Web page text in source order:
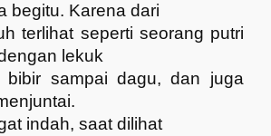
begitu. Karena dari
terlihat seperti seorang putri
lekuk
bibir sampai dagu, dan juga
indah, saat dilihat